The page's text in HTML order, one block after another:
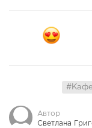
Автор
Светлана